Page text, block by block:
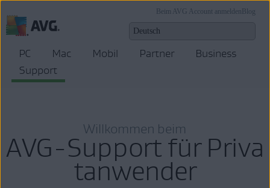
Blog
Beim AVG Account anmelden
PC Mac Mobil Partner
Business
Support
Willkommen beim
AVG-Support für Priva
tanwender